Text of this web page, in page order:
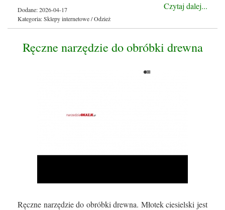
Czytaj dalej...
Dodane: 2026-04-17
Kategoria: Sklepy internetowe / Odzież
Ręczne narzędzie do obróbki drewna
Ręczne narzędzie do obróbki drewna. Młotek ciesielski jest